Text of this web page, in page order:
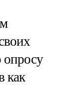
опросу
как